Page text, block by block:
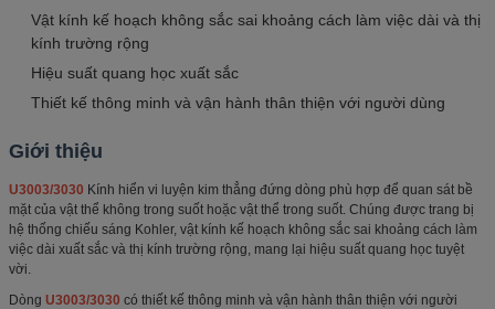
Vật kính kế hoạch không sắc sai khoảng cách làm việc dài và thị
kính trường rộng
Hiệu suất quang học xuất sắc
Thiết kế thông minh và vận hành thân thiện với người dùng
Giới thiệu
U3003/3030 Kính hiển vi luyện kim thẳng đứng dòng ​​phù hợp để quan sát bề
mặt của vật thể không trong suốt hoặc vật thể trong suốt. Chúng được trang bị
hệ thống chiếu sáng Kohler, vật kính kế hoạch không sắc sai khoảng cách làm
việc dài xuất sắc và thị kính trường rộng, mang lại hiệu suất quang học tuyệt
vời.
Dòng ​​ U3003/3030 có thiết kế thông minh và vận hành thân thiện với người